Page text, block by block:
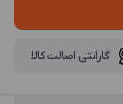
گارانتی اصالت کالا